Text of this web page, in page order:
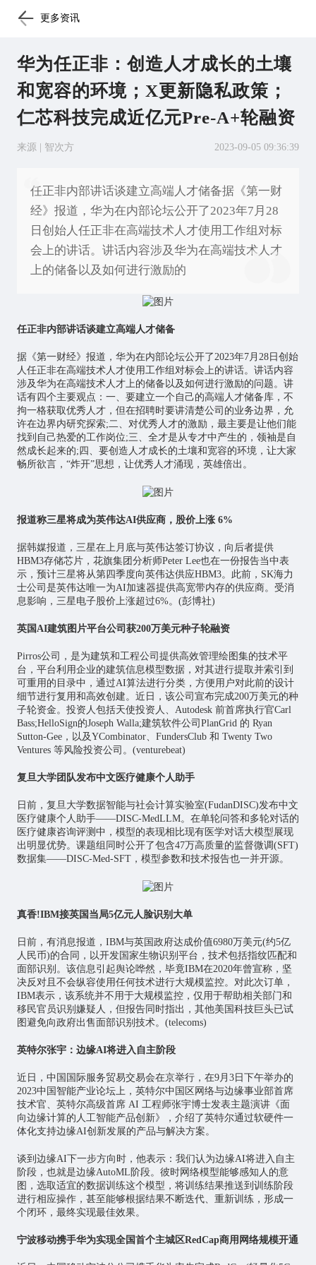
更多资讯
华为任正非：创造人才成长的土壤
和宽容的环境；X更新隐私政策；
仁芯科技完成近亿元Pre-A+轮融资
来源 | 智次方 2023-09-05 09:36:39
任正非内部讲话谈建立高端人才储备据《第一财
经》报道，华为在内部论坛公开了2023年7月28
日创始人任正非在高端技术人才使用工作组对标
会上的讲话。讲话内容涉及华为在高端技术人才
上的储备以及如何进行激励的
任正非内部讲话谈建立高端人才储备
据《第一财经》报道，华为在内部论坛公开了2023年7月28日创始
人任正非在高端技术人才使用工作组对标会上的讲话。讲话内容
涉及华为在高端技术人才上的储备以及如何进行激励的问题。讲
话有四个主要观点：一、要建立一个自己的高端人才储备库，不
拘一格获取优秀人才，但在招聘时要讲清楚公司的业务边界，允
许在边界内研究探索;二、对优秀人才的激励，最主要是让他们能
找到自己热爱的工作岗位;三、全才是从专才中产生的，领袖是自
然成长起来的;四、要创造人才成长的土壤和宽容的环境，让大家
畅所欲言，“炸开”思想，让优秀人才涌现，英雄倍出。
报道称三星将成为英伟达AI供应商，股价上涨 6%
据韩媒报道，三星在上月底与英伟达签订协议，向后者提供
HBM3存储芯片，花旗集团分析师Peter Lee也在一份报告当中表
示，预计三星将从第四季度向英伟达供应HBM3。此前，SK海力
士公司是英伟达唯一为AI加速器提供高宽带内存的供应商。受消
息影响，三星电子股价上涨超过6%。(彭博社)
英国AI建筑图片平台公司获200万美元种子轮融资
Pirros公司，是为建筑和工程公司提供高效管理绘图集的技术平
台，平台利用企业的建筑信息模型数据，对其进行提取并索引到
可重用的目录中，通过AI算法进行分类，方便用户对此前的设计
细节进行复用和高效创建。近日，该公司宣布完成200万美元的种
子轮资金。投资人包括天使投资人、Autodesk 前首席执行官Carl
Bass;HelloSign的Joseph Walla;建筑软件公司PlanGrid 的 Ryan
Sutton-Gee，以及YCombinator、FundersClub 和 Twenty Two
Ventures 等风险投资公司。(venturebeat)
复旦大学团队发布中文医疗健康个人助手
日前，复旦大学数据智能与社会计算实验室(FudanDISC)发布中文
医疗健康个人助手——DISC-MedLLM。在单轮问答和多轮对话的
医疗健康咨询评测中，模型的表现相比现有医学对话大模型展现
出明显优势。课题组同时公开了包含47万高质量的监督微调(SFT)
数据集——DISC-Med-SFT，模型参数和技术报告也一并开源。
真香!IBM接英国当局5亿元人脸识别大单
日前，有消息报道，IBM与英国政府达成价值6980万美元(约5亿
人民币)的合同，以开发国家生物识别平台，技术包括指纹匹配和
面部识别。该信息引起舆论哗然，毕竟IBM在2020年曾宣称，坚
决反对且不会纵容使用任何技术进行大规模监控。对此次订单，
IBM表示，该系统并不用于大规模监控，仅用于帮助相关部门和
移民官员识别嫌疑人，但报告同时指出，其他美国科技巨头已试
图避免向政府出售面部识别技术。(telecoms)
英特尔张宇：边缘AI将进入自主阶段
近日，中国国际服务贸易交易会在京举行，在9月3日下午举办的
2023中国智能产业论坛上，英特尔中国区网络与边缘事业部首席
技术官、英特尔高级首席 AI 工程师张宇博士发表主题演讲《面
向边缘计算的 人工智能产品创新》，介绍了英特尔通过软硬件一
体化支持边缘AI创新发展的产品与解决方案。
谈到边缘AI下一步方向时，他表示：我们认为边缘AI将进入自主
阶段，也就是边缘AutoML阶段。彼时网络模型能够感知人的意
图，选取适宜的数据训练这个模型，将训练结果推送到训练阶段
进行相应操作，甚至能够根据结果不断迭代、重新训练，形成一
个闭环，最终实现最佳效果。
宁波移动携手华为实现全国首个主城区RedCap商用网络规模开通